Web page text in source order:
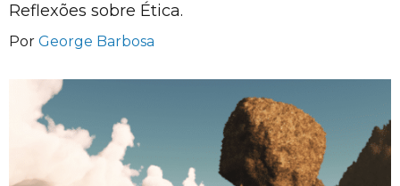
Reflexões sobre Ética.
Por George Barbosa